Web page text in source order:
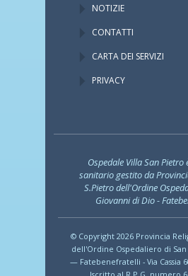
NOTIZIE
CONTATTI
CARTA DEI SERVIZI
PRIVACY
Ospedale Villa San Pietro
sanitario gestito da
S.Pietro dell'Ordine
Giovanni di Dio -
© Copyright 2026 Provincia
dell'Ordine Ospedaliero di
— Fatebenefratelli - Via Cassia